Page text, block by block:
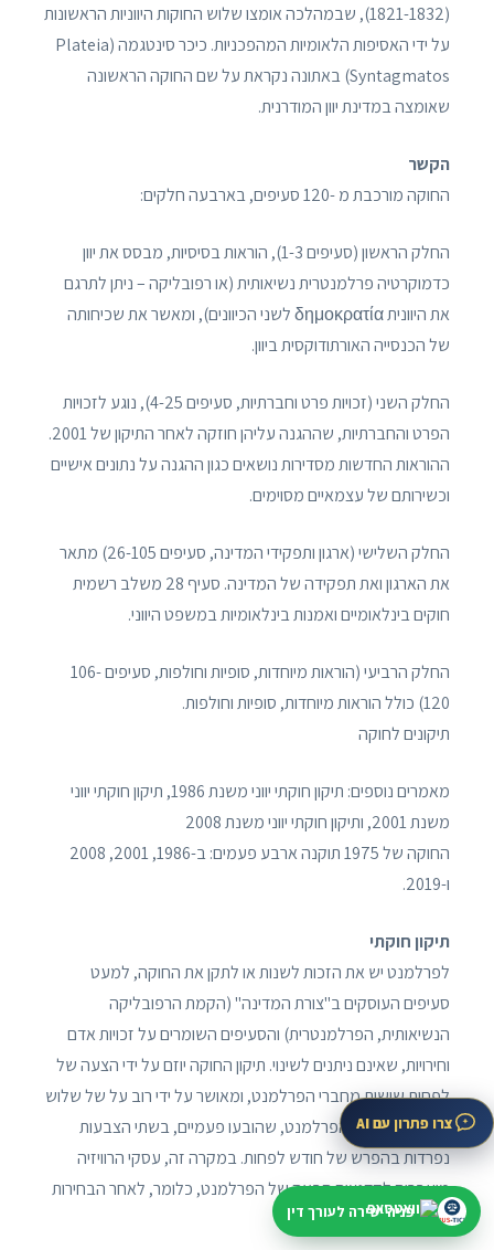
(1821-1832), שבמהלכה אומצו שלוש החוקות היווניות הראשונות
על ידי האסיפות הלאומיות המהפכניות. כיכר סינטגמה (Plateia
Syntagmatos) באתונה נקראת על שם החוקה הראשונה
שאומצה במדינת יוון המודרנית.
הקשר
החוקה מורכבת מ -120 סעיפים, בארבעה חלקים:
החלק הראשון (סעיפים 1-3), הוראות בסיסיות, מבסס את יוון
כדמוקרטיה פרלמנטרית נשיאותית (או רפובליקה – ניתן לתרגם
את היוונית δημοκρατία לשני הכיוונים), ומאשר את שכיחותה
של הכנסייה האורתודוקסית ביוון.
החלק השני (זכויות פרט וחברתיות, סעיפים 4-25), נוגע לזכויות
הפרט והחברתיות, שההגנה עליהן חוזקה לאחר התיקון של 2001.
ההוראות החדשות מסדירות נושאים כגון ההגנה על נתונים אישיים
וכשירותם של עצמאיים מסוימים.
החלק השלישי (ארגון ותפקידי המדינה, סעיפים 26-105) מתאר
את הארגון ואת תפקידה של המדינה. סעיף 28 משלב רשמית
חוקים בינלאומיים ואמנות בינלאומיות במשפט היווני.
החלק הרביעי (הוראות מיוחדות, סופיות וחולפות, סעיפים 106-
120) כולל הוראות מיוחדות, סופיות וחולפות.
תיקונים לחוקה
מאמרים נוספים: תיקון חוקתי יווני משנת 1986, תיקון חוקתי יווני
משנת 2001, ותיקון חוקתי יווני משנת 2008
החוקה של 1975 תוקנה ארבע פעמים: ב-1986, 2001, 2008
ו-2019.
תיקון חוקתי
לפרלמנט יש את הזכות לשנות או לתקן את החוקה, למעט
סעיפים העוסקים ב"צורת המדינה" (הקמת הרפובליקה
הנשיאותית, הפרלמנטרית) והסעיפים השומרים על זכויות אדם
וחירויות, שאינם ניתנים לשינוי. תיקון החוקה יוזם על ידי הצעה של
לפחות שישית מחברי הפרלמנט, ומאושר על ידי רוב על של שלוש
חמישיות מחברי הפרלמנט, שהובעו פעמיים, בשתי הצבעות
נפרדות בהפרש של חודש לפחות. במקרה זה, עסקי הרוויזיה
מועברים לקדנציה הבאה של הפרלמנט, כלומר, לאחר הבחירות
הבאות לחקיקה.
צרו פתרון עם AI
פניה ישירה לעורך דין